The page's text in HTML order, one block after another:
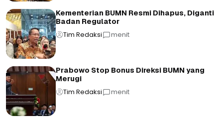
Kementerian BUMN Resmi Dihapus, Diganti
Badan Regulator
Tim Redaksi menit
Prabowo Stop Bonus Direksi BUMN yang
Merugi
Tim Redaksi menit